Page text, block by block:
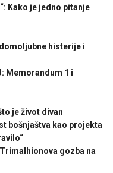
Kako je jedno pitanje
histerije i
Memorandum 1 i
je život divan
bošnjaštva kao projekta
Trimalhionova gozba na